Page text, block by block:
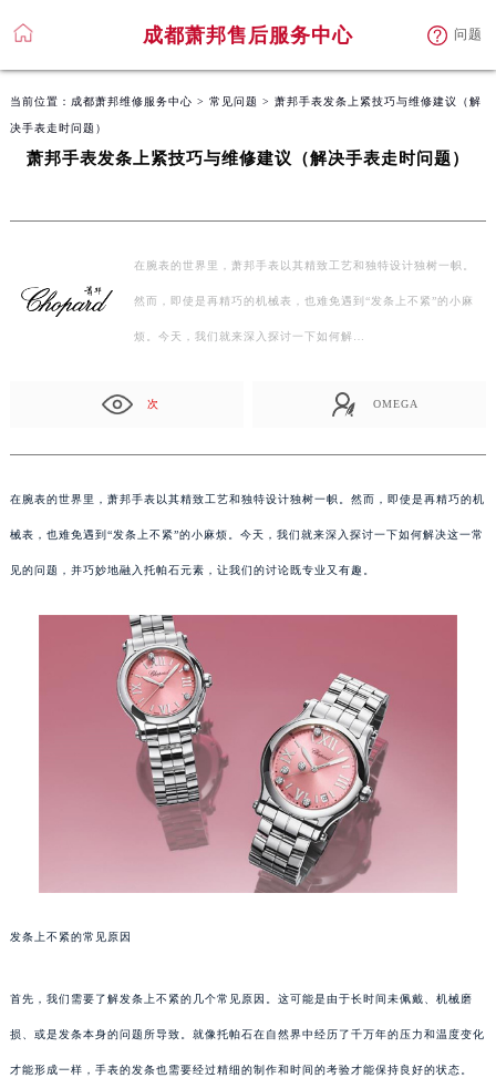
成都萧邦售后服务中心 问题
当前位置： 成都萧邦维修服务中心 > 常见问题 > 萧邦手表发条上紧技巧与维修建议（解
决手表走时问题）
萧邦手表发条上紧技巧与维修建议（解决手表走时问题）
在腕表的世界里，萧邦手表以其精致工艺和独特设计独树一帜。
然而，即使是再精巧的机械表，也难免遇到“发条上不紧”的小麻
烦。今天，我们就来深入探讨一下如何解…
次 OMEGA
在腕表的世界里，萧邦手表以其精致工艺和独特设计独树一帜。然而，即使是再精巧的机
械表，也难免遇到“发条上不紧”的小麻烦。今天，我们就来深入探讨一下如何解决这一常
见的问题，并巧妙地融入托帕石元素，让我们的讨论既专业又有趣。
发条上不紧的常见原因
首先，我们需要了解发条上不紧的几个常见原因。这可能是由于长时间未佩戴、机械磨
损、或是发条本身的问题所导致。就像托帕石在自然界中经历了千万年的压力和温度变化
才能形成一样，手表的发条也需要经过精细的制作和时间的考验才能保持良好的状态。